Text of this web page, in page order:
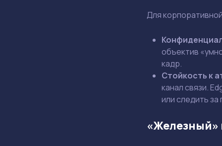
Для
объектив
кадр.
Стойкость к
канал связи.
или следить
«Железный»